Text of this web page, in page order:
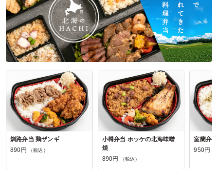
神奈川県相模原市南区当麻2026/07/19
下鴨茶寮の口コミをもっと見る
釧路弁当 鶏ザンギ
890円
（税込）
小樽弁当 ホッケの北海味噌
焼
890円
（税込）
室蘭弁
950円